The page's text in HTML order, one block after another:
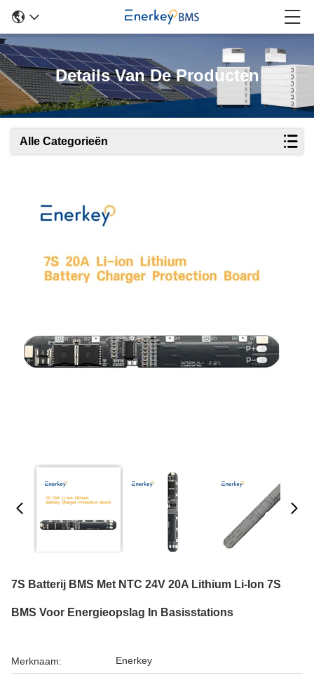
Details Van De Producten
Alle Categorieën
7S Batterij BMS Met NTC 24V 20A Lithium Li-Ion 7S
BMS Voor Energieopslag In Basisstations
Merknaam: Enerkey